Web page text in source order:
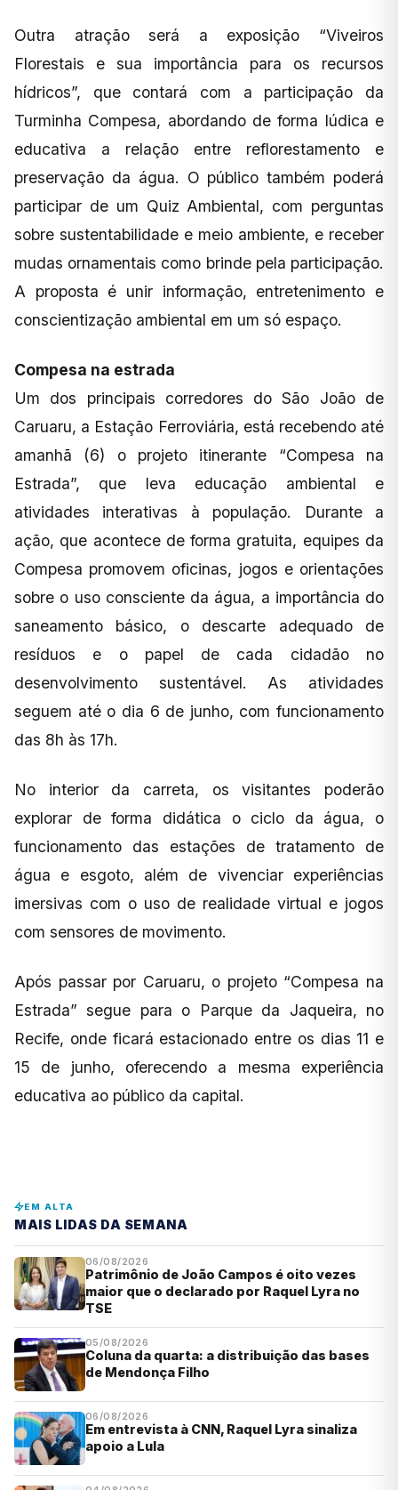
Outra atração será a exposição “Viveiros
Florestais e sua importância para os recursos
hídricos”, que contará com a participação da
Turminha Compesa, abordando de forma lúdica e
educativa a relação entre reflorestamento e
preservação da água. O público também poderá
participar de um Quiz Ambiental, com perguntas
sobre sustentabilidade e meio ambiente, e receber
mudas ornamentais como brinde pela participação.
A proposta é unir informação, entretenimento e
conscientização ambiental em um só espaço.
Compesa na estrada
Um dos principais corredores do São João de
Caruaru, a Estação Ferroviária, está recebendo até
amanhã (6) o projeto itinerante “Compesa na
Estrada”, que leva educação ambiental e
atividades interativas à população. Durante a
ação, que acontece de forma gratuita, equipes da
Compesa promovem oficinas, jogos e orientações
sobre o uso consciente da água, a importância do
saneamento básico, o descarte adequado de
resíduos e o papel de cada cidadão no
desenvolvimento sustentável. As atividades
seguem até o dia 6 de junho, com funcionamento
das 8h às 17h.
No interior da carreta, os visitantes poderão
explorar de forma didática o ciclo da água, o
funcionamento das estações de tratamento de
água e esgoto, além de vivenciar experiências
imersivas com o uso de realidade virtual e jogos
com sensores de movimento.
Após passar por Caruaru, o projeto “Compesa na
Estrada” segue para o Parque da Jaqueira, no
Recife, onde ficará estacionado entre os dias 11 e
15 de junho, oferecendo a mesma experiência
educativa ao público da capital.
EM ALTA
MAIS LIDAS DA SEMANA
06/08/2026
Patrimônio de João Campos é oito vezes
maior que o declarado por Raquel Lyra no
TSE
05/08/2026
Coluna da quarta: a distribuição das bases
de Mendonça Filho
06/08/2026
Em entrevista à CNN, Raquel Lyra sinaliza
apoio a Lula